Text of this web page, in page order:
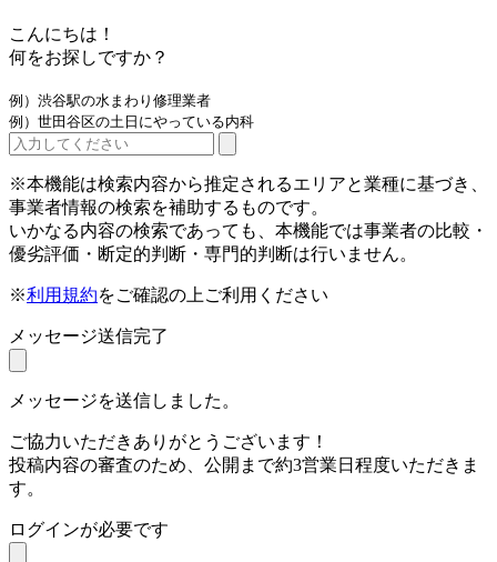
こんにちは！
何をお探しですか？
例）渋谷駅の水まわり修理業者
例）世田谷区の土日にやっている内科
※本機能は検索内容から推定されるエリアと業種に基づき、
事業者情報の検索を補助するものです。
いかなる内容の検索であっても、本機能では事業者の比較・
優劣評価・断定的判断・専門的判断は行いません。
※利用規約をご確認の上ご利用ください
メッセージ送信完了
メッセージを送信しました。
ご協力いただきありがとうございます！
投稿内容の審査のため、公開まで約3営業日程度いただきま
す。
ログインが必要です